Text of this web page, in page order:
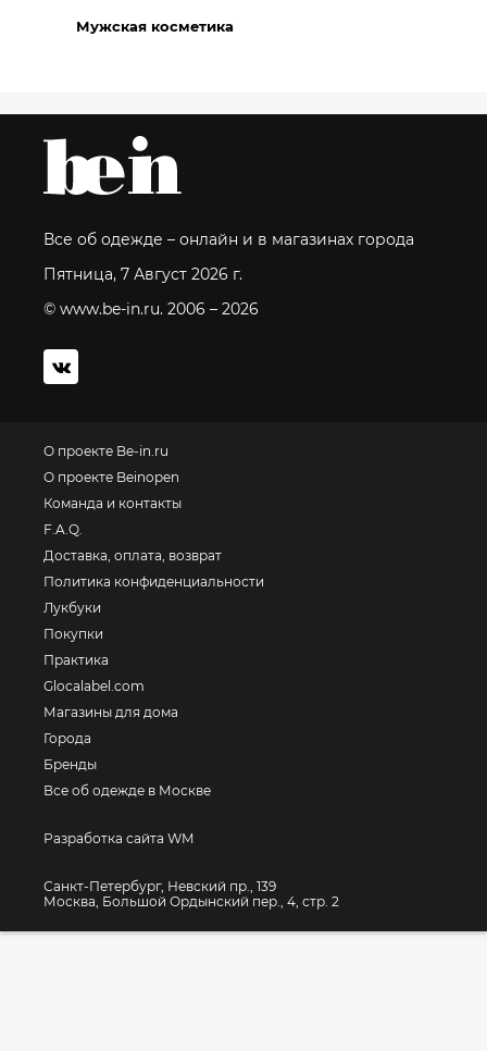
Мужская косметика
Все об одежде – онлайн и в магазинах города
Пятница, 7 Август 2026 г.
© www.be-in.ru. 2006 – 2026
О проекте Be-in.ru
О проекте Beinopen
Команда и контакты
F.A.Q.
Доставка, оплата, возврат
Политика конфиденциальности
Лукбуки
Покупки
Практика
Glocalabel.com
Магазины для дома
Города
Бренды
Все об одежде в Москве
Разработка сайта WM
Санкт-Петербург, Невский пр., 139
Москва, Большой Ордынский пер., 4, стр. 2